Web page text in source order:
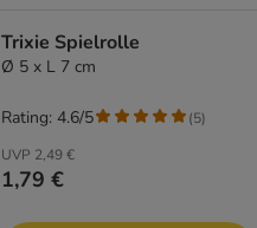
Trixie Spielrolle
Ø 5 x L 7 cm
UVP 2,49 €
1,79 €
Rating: 4.6/5 (5)